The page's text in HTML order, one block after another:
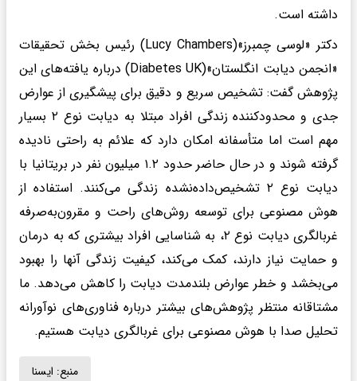
داشته است.
دکتر «لوسی چمبرز»(Lucy Chambers) رئیس بخش تحقیقات
«انجمن دیابت انگلستان»(Diabetes UK) درباره یافته‌های این
پژوهش گفت: تشخیص سریع و دقیق برای پیشگیری از عوارض
جدی و محدودکننده زندگی افراد مبتلا به دیابت نوع ۲ بسیار
مهم است اما متأسفانه امکان دارد که علائم به راحتی نادیده
گرفته شوند و در حال حاضر حدود ۱.۲ میلیون نفر در بریتانیا با
دیابت نوع ۲ تشخیص‌داده‌نشده زندگی می‌کنند. استفاده از
هوش مصنوعی برای توسعه روش‌های راحت و مقرون‌به‌صرفه
غربالگری دیابت نوع ۲، به شناسایی افراد بیشتری که به درمان
و حمایت نیاز دارند، کمک می‌کند، کیفیت زندگی آنها را بهبود
می‌بخشد و خطر عوارض بلندمدت دیابت را کاهش می‌دهد. ما
مشتاقانه منتظر پژوهش‌های بیشتر درباره فناوری‌های نوآورانه
تحلیل صدا با هوش مصنوعی برای غربالگری دیابت هستیم.
منبع: ايسنا